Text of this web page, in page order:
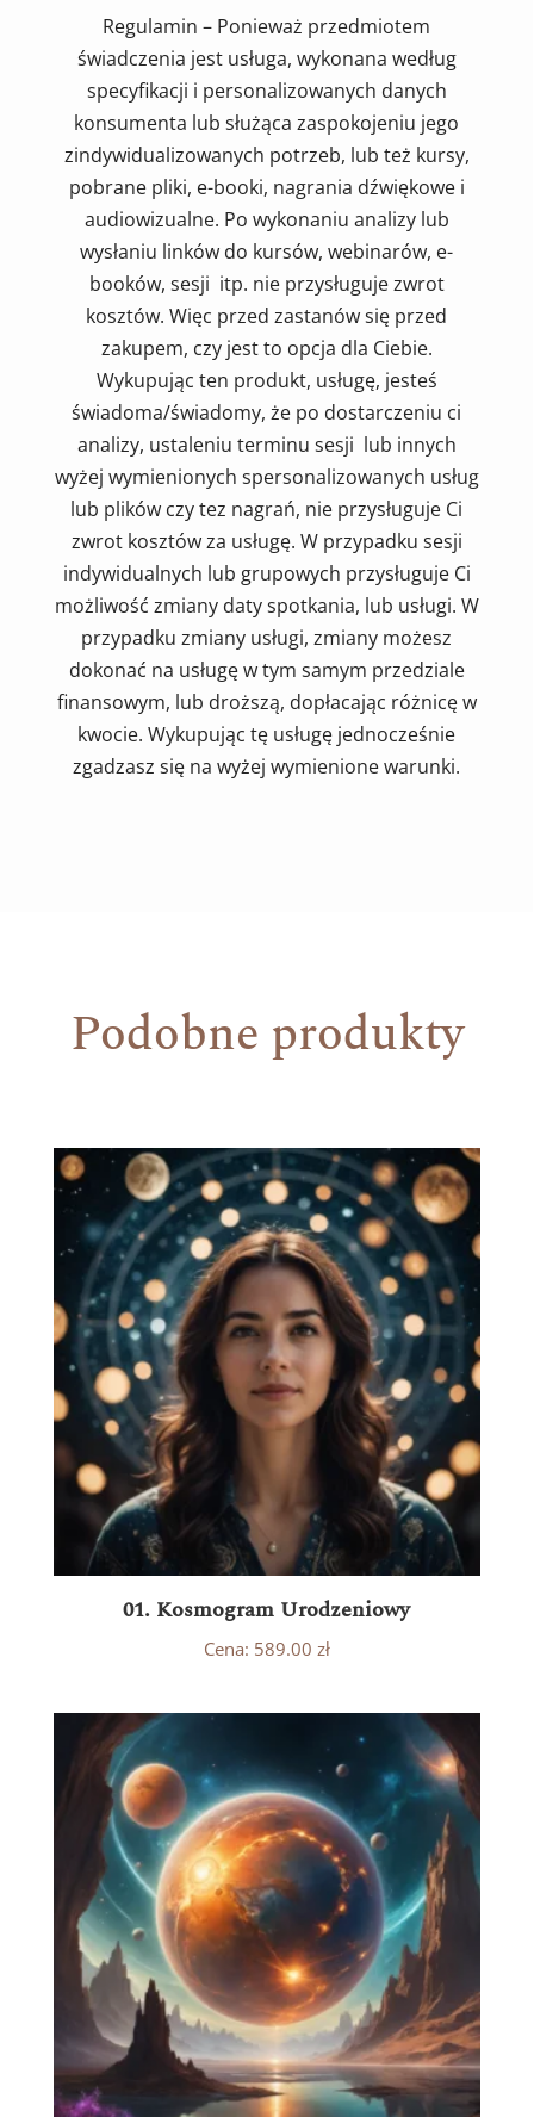
Regulamin – Ponieważ przedmiotem
świadczenia jest usługa, wykonana według
specyfikacji i personalizowanych danych
konsumenta lub służąca zaspokojeniu jego
zindywidualizowanych potrzeb, lub też kursy,
pobrane pliki, e-booki, nagrania dźwiękowe i
audiowizualne. Po wykonaniu analizy lub
wysłaniu linków do kursów, webinarów, e-
booków, sesji itp. nie przysługuje zwrot
kosztów. Więc przed zastanów się przed
zakupem, czy jest to opcja dla Ciebie.
Wykupując ten produkt, usługę, jesteś
świadoma/świadomy, że po dostarczeniu ci
analizy, ustaleniu terminu sesji lub innych
wyżej wymienionych spersonalizowanych usług
lub plików czy tez nagrań, nie przysługuje Ci
zwrot kosztów za usługę. W przypadku sesji
indywidualnych lub grupowych przysługuje Ci
możliwość zmiany daty spotkania, lub usługi. W
przypadku zmiany usługi, zmiany możesz
dokonać na usługę w tym samym przedziale
finansowym, lub droższą, dopłacając różnicę w
kwocie. Wykupując tę usługę jednocześnie
zgadzasz się na wyżej wymienione warunki.
Podobne produkty
01. Kosmogram Urodzeniowy
Cena: 589.00 zł